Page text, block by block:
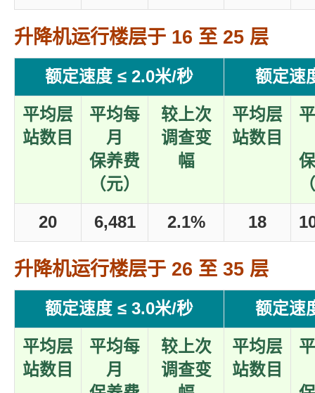
升降机运行楼层于 16 至 25 层
额定速度 ≤ 2.0米/秒 额定速
平均层
站数目
平均每
月
保养费
（元）
较上次
调查变
幅
平均层
站数目
20 6,481 2.1% 18
升降机运行楼层于 26 至 35 层
额定速度 ≤ 3.0米/秒 额定速
平均层
站数目
平均每
月
较上次
调查变
平均层
站数目